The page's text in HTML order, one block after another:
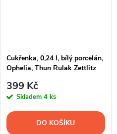
Cukřenka, 0,24 l, bílý porcelán,
Ophelia, Thun Rulak Zettlitz
399 Kč
Skladem 4 ks
DO KOŠÍKU